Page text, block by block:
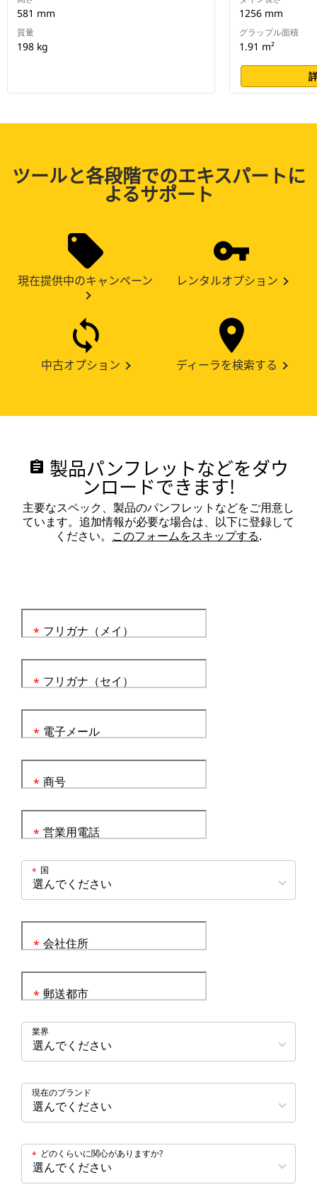
581 mm
質量
198 kg
1256 mm
グラップル面積
1.91 m²
ツールと各段階でのエキスパートに
よるサポート
現在提供中のキャンペーン レンタルオプション
中古オプション ディーラを検索する
assignment 製品パンフレットなどをダウ
ンロードできます!
主要なスペック、製品のパンフレットなどをご用意し
ています。追加情報が必要な場合は、以下に登録して
ください。 このフォームをスキップする.
フリガナ（メイ）
*
フリガナ（セイ）
*
電子メール
*
商号
*
営業用電話
*
国
*
会社住所
*
郵送都市
*
業界
現在のブランド
どのくらいに関心がありますか?
*